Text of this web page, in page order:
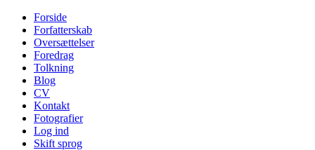
Forside
Forfatterskab
Oversættelser
Foredrag
Tolkning
Blog
CV
Kontakt
Fotografier
Log ind
Skift sprog